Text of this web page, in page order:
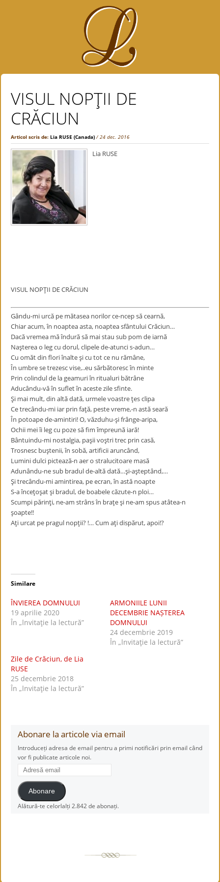
VISUL NOPŢII DE
CRĂCIUN
Articol scris de:Lia RUSE (Canada) / 24 dec. 2016
Lia RUSE
VISUL NOPŢII DE CRĂCIUN
Gându-mi urcă pe mătasea norilor ce-ncep să cearnă,
Chiar acum, în noaptea asta, noaptea sfântului Crăciun…
Dacă vremea mă îndură să mai stau sub pom de iarnă
Naşterea o leg cu dorul, clipele de-atunci s-adun…
Cu omăt din flori înalte şi cu tot ce nu rămâne,
În umbre se trezesc vise,..eu sărbătoresc în minte
Prin colindul de la geamuri în ritualuri bătrâne
Aducându-vă în suflet în aceste zile sfinte.
Şi mai mult, din altă dată, urmele voastre ţes clipa
Ce trecându-mi iar prin faţă, peste vreme,-n astă seară
În potoape de-amintiri! O, văzduhu-şi frânge-aripa,
Ochii mei îi leg cu poze să fim împreună iară!
Bântuindu-mi nostalgia, paşii voştri trec prin casă,
Trosnesc buştenii, în sobă, artificii aruncând,
Lumini dulci pictează-n aer o stralucitoare masă
Adunându-ne sub bradul de-altă dată…şi-aşteptând,…
Şi trecându-mi amintirea, pe ecran, în astă noapte
S-a înceţoşat şi bradul, de boabele căzute-n ploi…
Scumpi părinţi, ne-am strâns în braţe şi ne-am spus atâtea-n
şoapte!!
Aţi urcat pe pragul nopţii? !… Cum aţi dispărut, apoi!?
Similare
ÎNVIEREA DOMNULUI
19 aprilie 2020
În „lnvitaţie la lectură”
ARMONIILE LUNII
DECEMBRIE NAȘTEREA
DOMNULUI
24 decembrie 2019
În „lnvitaţie la lectură”
Zile de Crăciun, de Lia
RUSE
25 decembrie 2018
În „lnvitaţie la lectură”
Abonare la articole via email
Introduceți adresa de email pentru a primi notificări prin email când
vor fi publicate articole noi.
Adresă
email
Abonare
Alătură-te celorlalți 2.842 de abonați.